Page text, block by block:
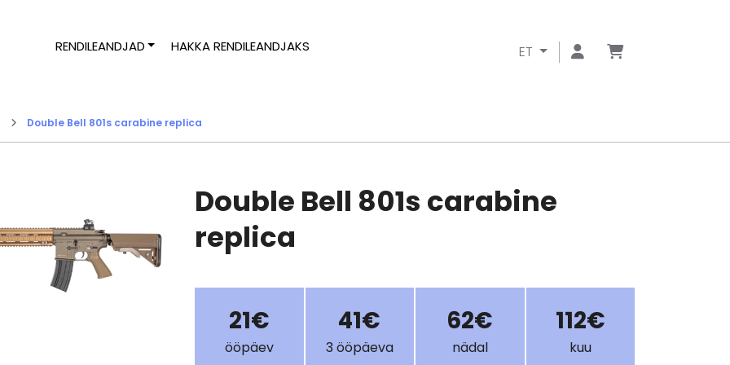
RENDILEANDJAD HAKKA RENDILEANDJAKS ET
Double Bell 801s carabine replica
Double Bell 801s carabine
replica
21€
ööpäev
41€
3 ööpäeva
62€
nädal
112€
kuu